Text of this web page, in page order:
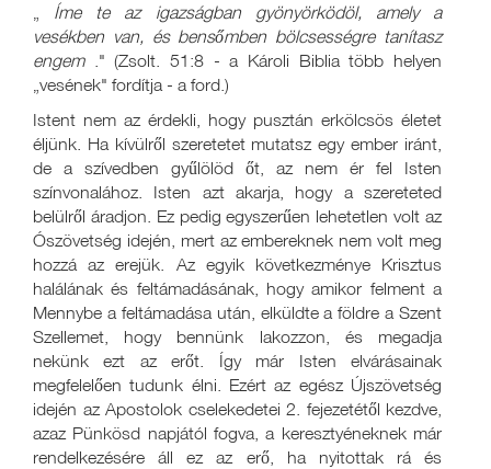
„ Íme te az igazságban gyönyörködöl, amely a
vesékben van, és bensőmben bölcsességre tanítasz
engem ." (Zsolt. 51:8 - a Károli Biblia több helyen
„vesének" fordítja - a ford.)
Istent nem az érdekli, hogy pusztán erkölcsös életet
éljünk. Ha kívülről szeretetet mutatsz egy ember iránt,
de a szívedben gyűlölöd őt, az nem ér fel Isten
színvonalához. Isten azt akarja, hogy a szereteted
belülről áradjon. Ez pedig egyszerűen lehetetlen volt az
Ószövetség idején, mert az embereknek nem volt meg
hozzá az erejük. Az egyik következménye Krisztus
halálának és feltámadásának, hogy amikor felment a
Mennybe a feltámadása után, elküldte a földre a Szent
Szellemet, hogy bennünk lakozzon, és megadja
nekünk ezt az erőt. Így már Isten elvárásainak
megfelelően tudunk élni. Ezért az egész Újszövetség
idején az Apostolok cselekedetei 2. fejezetétől kezdve,
azaz Pünkösd napjától fogva, a keresztyéneknek már
rendelkezésére áll ez az erő, ha nyitottak rá és